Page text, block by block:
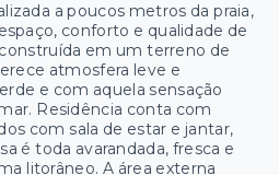
a poucos metros da praia,
conforto e qualidade de
em um terreno de
atmosfera leve e
e com aquela sensação
Residência conta com
com sala de estar e jantar,
é toda avarandada, fresca e
litorâneo. A área externa